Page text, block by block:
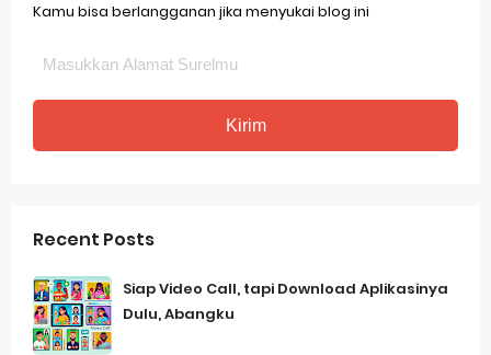
Kamu bisa berlangganan jika menyukai blog ini
Recent Posts
Siap Video Call, tapi Download Aplikasinya
Dulu, Abangku